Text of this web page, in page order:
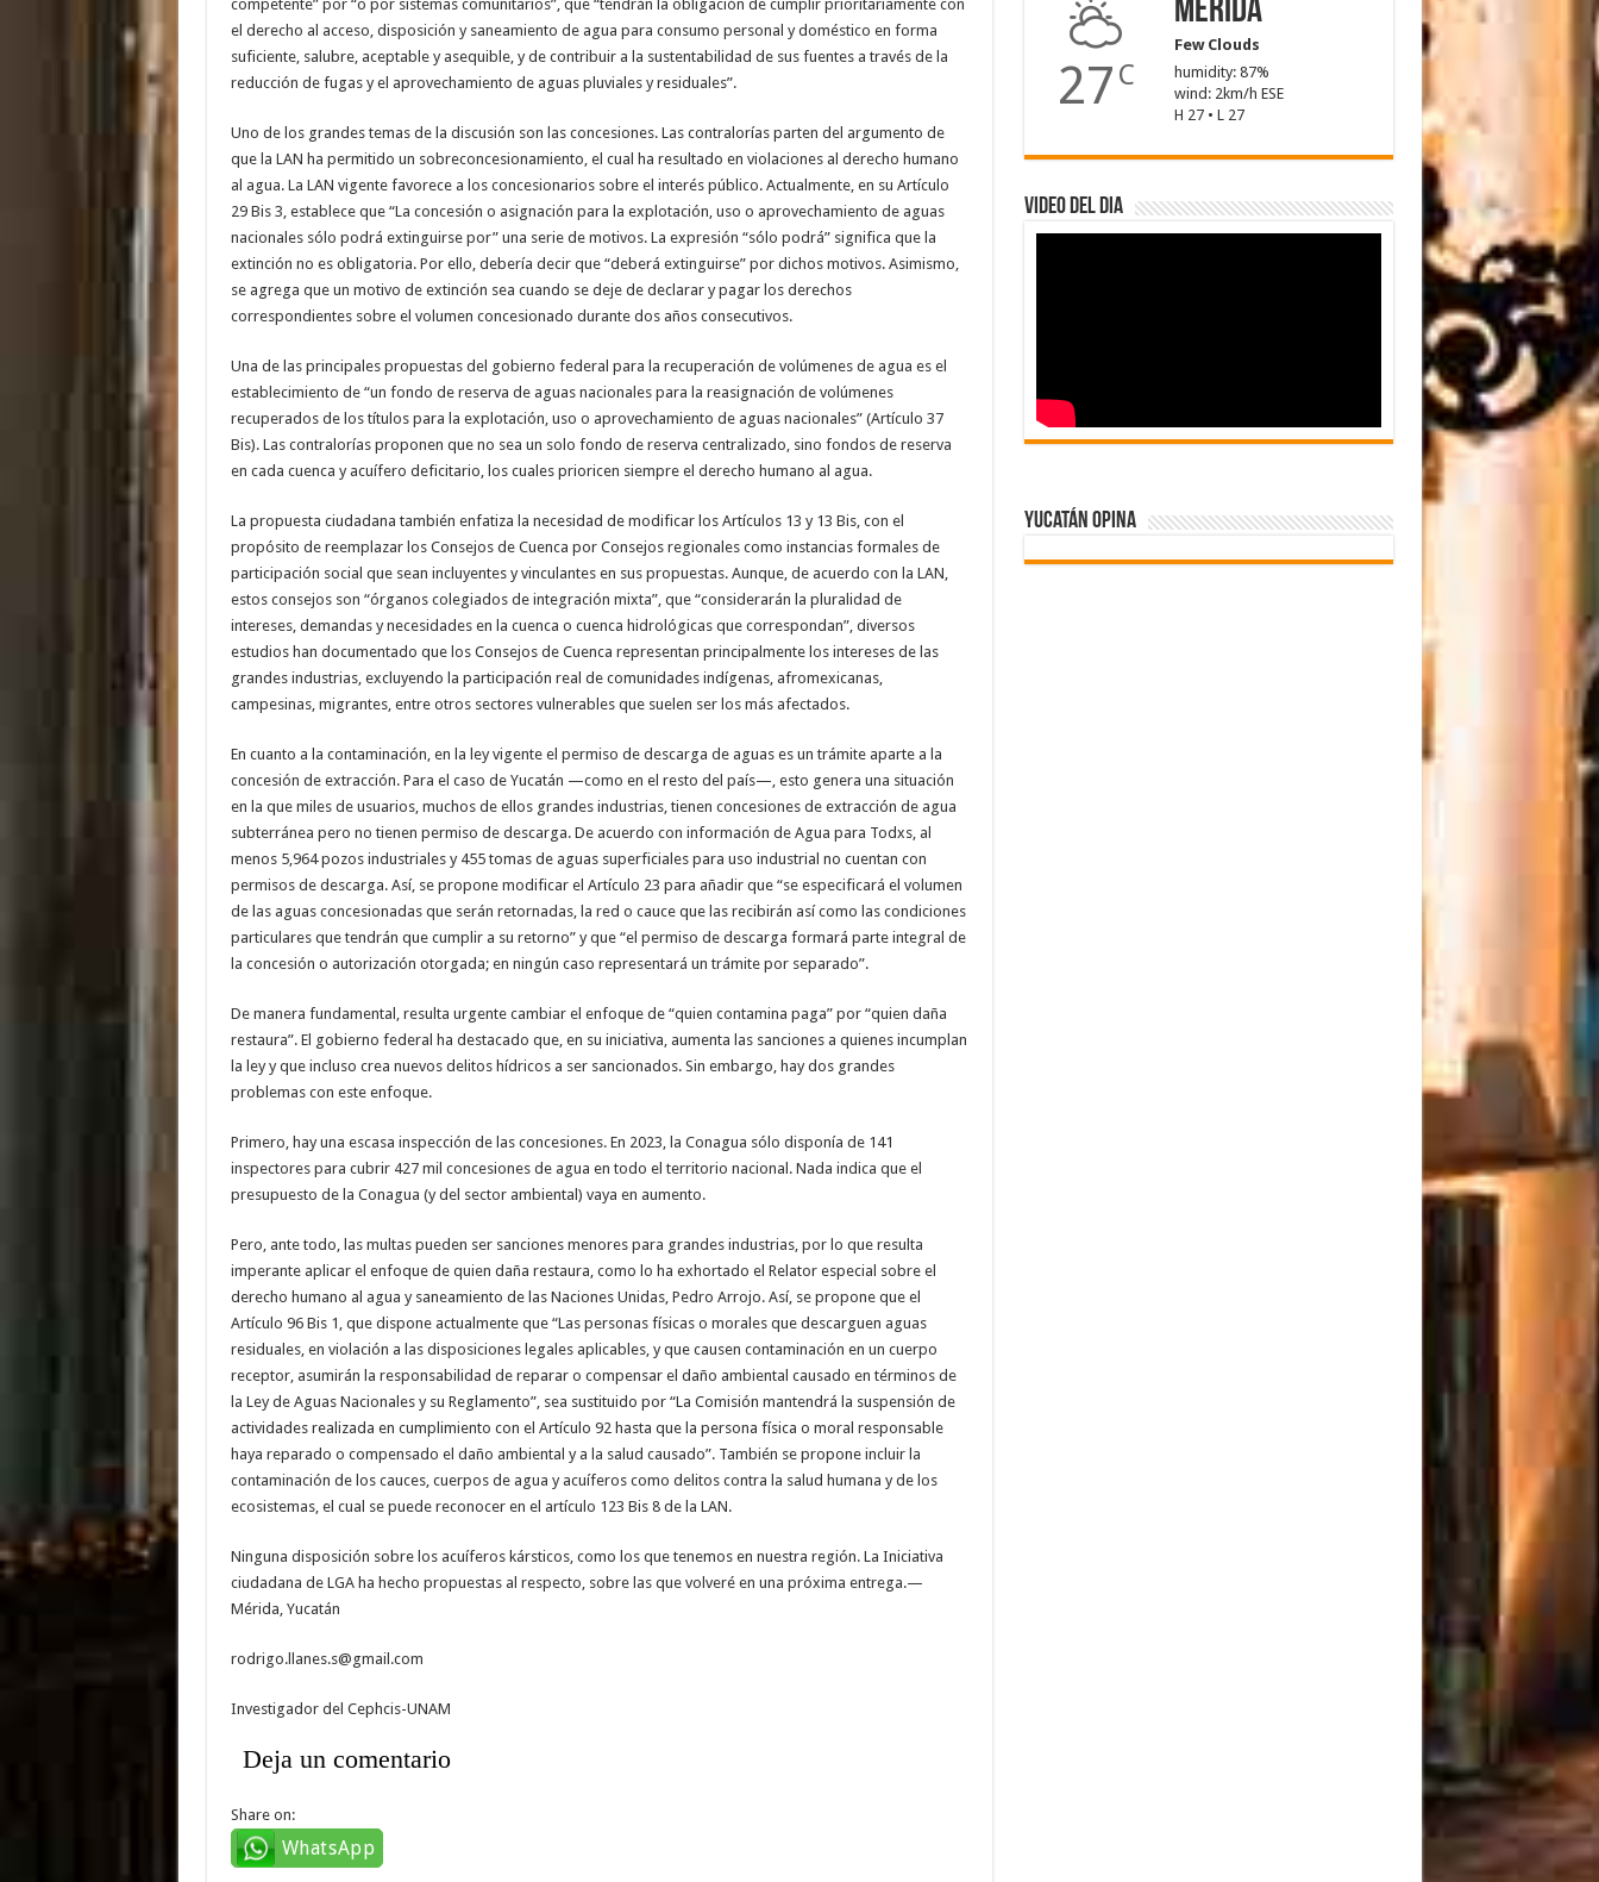
competente” por “o por sistemas comunitarios”, que “tendrán la obligación de cumplir prioritariamente con
el derecho al acceso, disposición y saneamiento de agua para consumo personal y doméstico en forma
suficiente, salubre, aceptable y asequible, y de contribuir a la sustentabilidad de sus fuentes a través de la
reducción de fugas y el aprovechamiento de aguas pluviales y residuales”.
Uno de los grandes temas de la discusión son las concesiones. Las contralorías parten del argumento de
que la LAN ha permitido un sobreconcesionamiento, el cual ha resultado en violaciones al derecho humano
al agua. La LAN vigente favorece a los concesionarios sobre el interés público. Actualmente, en su Artículo
29 Bis 3, establece que “La concesión o asignación para la explotación, uso o aprovechamiento de aguas
nacionales sólo podrá extinguirse por” una serie de motivos. La expresión “sólo podrá” significa que la
extinción no es obligatoria. Por ello, debería decir que “deberá extinguirse” por dichos motivos. Asimismo,
se agrega que un motivo de extinción sea cuando se deje de declarar y pagar los derechos
correspondientes sobre el volumen concesionado durante dos años consecutivos.
Una de las principales propuestas del gobierno federal para la recuperación de volúmenes de agua es el
establecimiento de “un fondo de reserva de aguas nacionales para la reasignación de volúmenes
recuperados de los títulos para la explotación, uso o aprovechamiento de aguas nacionales” (Artículo 37
Bis). Las contralorías proponen que no sea un solo fondo de reserva centralizado, sino fondos de reserva
en cada cuenca y acuífero deficitario, los cuales prioricen siempre el derecho humano al agua.
La propuesta ciudadana también enfatiza la necesidad de modificar los Artículos 13 y 13 Bis, con el
propósito de reemplazar los Consejos de Cuenca por Consejos regionales como instancias formales de
participación social que sean incluyentes y vinculantes en sus propuestas. Aunque, de acuerdo con la LAN,
estos consejos son “órganos colegiados de integración mixta”, que “considerarán la pluralidad de
intereses, demandas y necesidades en la cuenca o cuenca hidrológicas que correspondan”, diversos
estudios han documentado que los Consejos de Cuenca representan principalmente los intereses de las
grandes industrias, excluyendo la participación real de comunidades indígenas, afromexicanas,
campesinas, migrantes, entre otros sectores vulnerables que suelen ser los más afectados.
En cuanto a la contaminación, en la ley vigente el permiso de descarga de aguas es un trámite aparte a la
concesión de extracción. Para el caso de Yucatán —como en el resto del país—, esto genera una situación
en la que miles de usuarios, muchos de ellos grandes industrias, tienen concesiones de extracción de agua
subterránea pero no tienen permiso de descarga. De acuerdo con información de Agua para Todxs, al
menos 5,964 pozos industriales y 455 tomas de aguas superficiales para uso industrial no cuentan con
permisos de descarga. Así, se propone modificar el Artículo 23 para añadir que “se especificará el volumen
de las aguas concesionadas que serán retornadas, la red o cauce que las recibirán así como las condiciones
particulares que tendrán que cumplir a su retorno” y que “el permiso de descarga formará parte integral de
la concesión o autorización otorgada; en ningún caso representará un trámite por separado”.
De manera fundamental, resulta urgente cambiar el enfoque de “quien contamina paga” por “quien daña
restaura”. El gobierno federal ha destacado que, en su iniciativa, aumenta las sanciones a quienes incumplan
la ley y que incluso crea nuevos delitos hídricos a ser sancionados. Sin embargo, hay dos grandes
problemas con este enfoque.
Primero, hay una escasa inspección de las concesiones. En 2023, la Conagua sólo disponía de 141
inspectores para cubrir 427 mil concesiones de agua en todo el territorio nacional. Nada indica que el
presupuesto de la Conagua (y del sector ambiental) vaya en aumento.
Pero, ante todo, las multas pueden ser sanciones menores para grandes industrias, por lo que resulta
imperante aplicar el enfoque de quien daña restaura, como lo ha exhortado el Relator especial sobre el
derecho humano al agua y saneamiento de las Naciones Unidas, Pedro Arrojo. Así, se propone que el
Artículo 96 Bis 1, que dispone actualmente que “Las personas físicas o morales que descarguen aguas
residuales, en violación a las disposiciones legales aplicables, y que causen contaminación en un cuerpo
receptor, asumirán la responsabilidad de reparar o compensar el daño ambiental causado en términos de
la Ley de Aguas Nacionales y su Reglamento”, sea sustituido por “La Comisión mantendrá la suspensión de
actividades realizada en cumplimiento con el Artículo 92 hasta que la persona física o moral responsable
haya reparado o compensado el daño ambiental y a la salud causado”. También se propone incluir la
contaminación de los cauces, cuerpos de agua y acuíferos como delitos contra la salud humana y de los
ecosistemas, el cual se puede reconocer en el artículo 123 Bis 8 de la LAN.
Ninguna disposición sobre los acuíferos kársticos, como los que tenemos en nuestra región. La Iniciativa
ciudadana de LGA ha hecho propuestas al respecto, sobre las que volveré en una próxima entrega.—
Mérida, Yucatán
rodrigo.llanes.s@gmail.com
Investigador del Cephcis-UNAM
Deja un comentario
Share on:
WhatsApp
27 C
Mérida
Few Clouds
humidity: 87%
wind: 2km/h ESE
H 27 • L 27
Video del dia
Yucatán Opina